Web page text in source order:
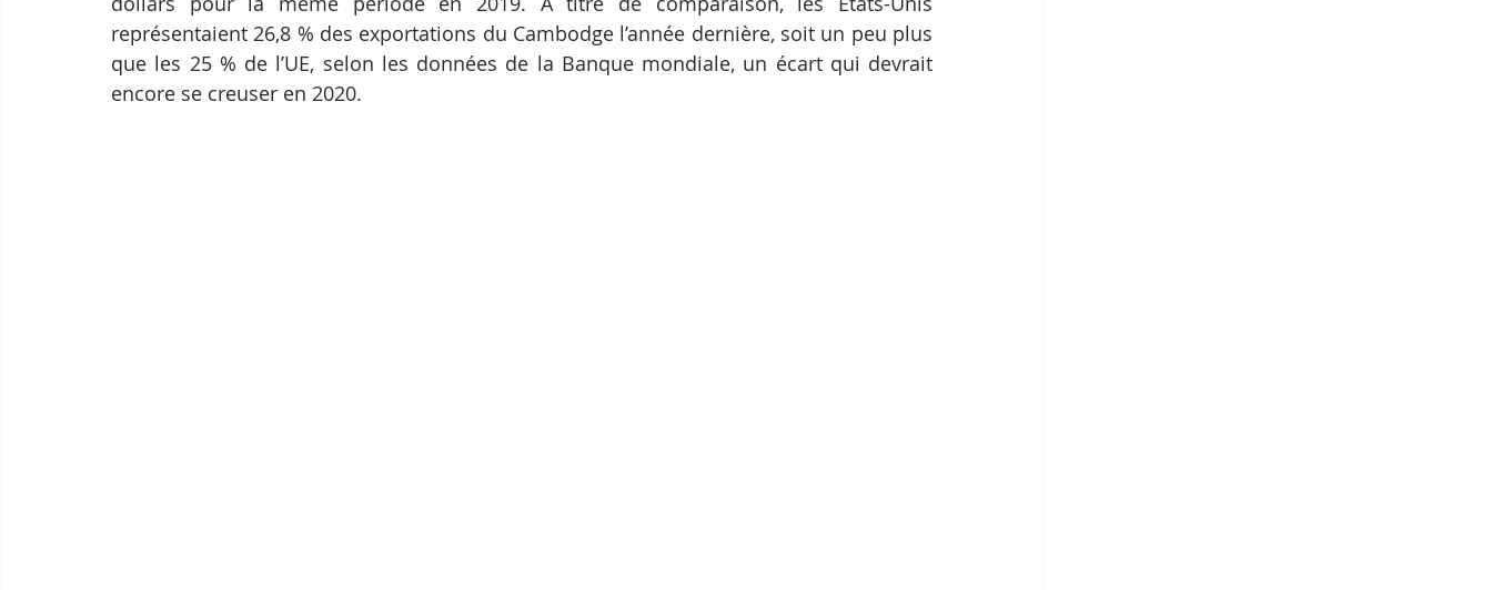
représentaient 26,8 % des exportations du Cambodge l’année dernière, soit un peu plus
que les 25 % de l’UE, selon les données de la Banque mondiale, un écart qui devrait
encore se creuser en 2020.